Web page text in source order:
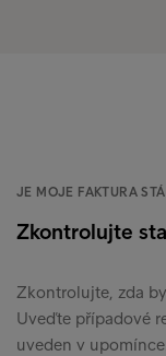
JE MOJE FAKTURA
Zkontrolujte
Zkontrolujte, zda
Uveďte případové
uveden v